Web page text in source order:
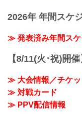
2026年 年間スケ
≫ 発表済み年間スケ
【8/11(火･祝)開
≫ 大会情報／チケッ
≫ 対戦カード
≫ PPV配信情報